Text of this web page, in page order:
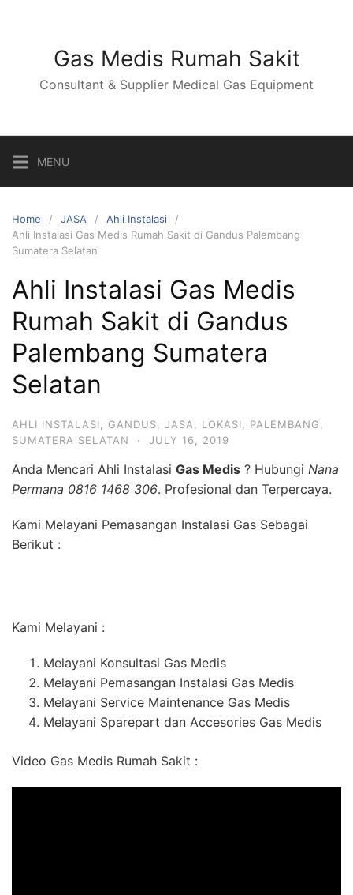
Gas Medis Rumah Sakit
Consultant & Supplier Medical Gas Equipment
MENU
Home JASA
Ahli Instalasi
Ahli Instalasi Gas Medis Rumah Sakit di Gandus Palembang
Sumatera Selatan
Ahli Instalasi Gas Medis
Rumah Sakit di Gandus
Palembang Sumatera
Selatan
AHLI INSTALASI GANDUS JASA LOKASI PALEMBANG
SUMATERA SELATAN
· JULY 16, 2019
Anda Mencari Ahli Instalasi Gas Medis ? Hubungi Nana
Permana 0816 1468 306. Profesional dan Terpercaya.
Kami Melayani Pemasangan Instalasi Gas Sebagai
Berikut :
Kami Melayani :
Melayani Konsultasi Gas Medis
Melayani Pemasangan Instalasi Gas Medis
Melayani Service Maintenance Gas Medis
Melayani Sparepart dan Accesories Gas Medis
Video Gas Medis Rumah Sakit :